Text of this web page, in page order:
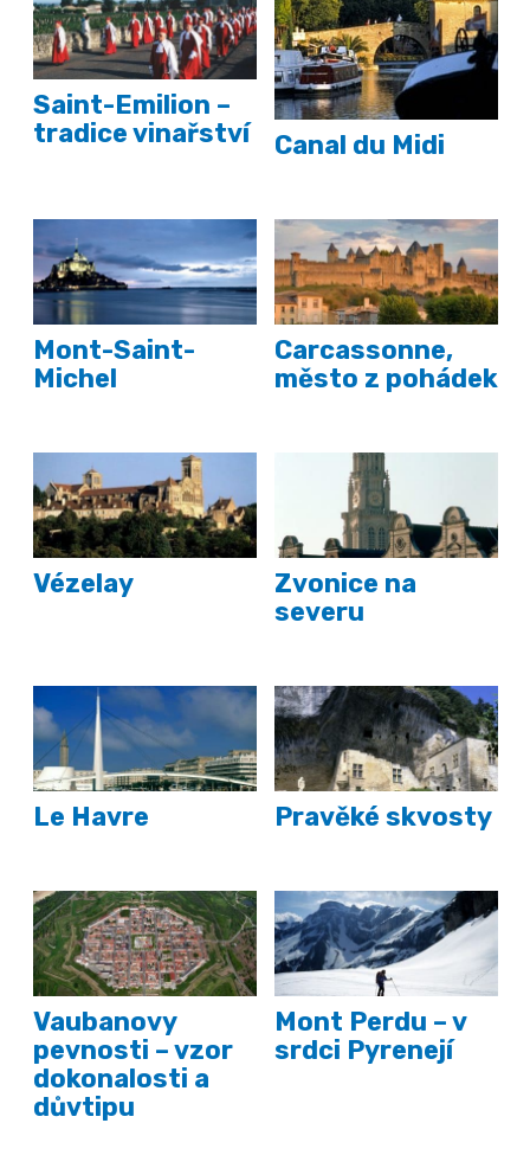
Saint-Emilion –
tradice vinařství
Canal du Midi
Mont-Saint-
Michel
Carcassonne,
město z pohádek
Vézelay
Zvonice na
severu
Le Havre Pravěké skvosty
Vaubanovy
pevnosti – vzor
dokonalosti a
důvtipu
Mont Perdu – v
srdci Pyrenejí